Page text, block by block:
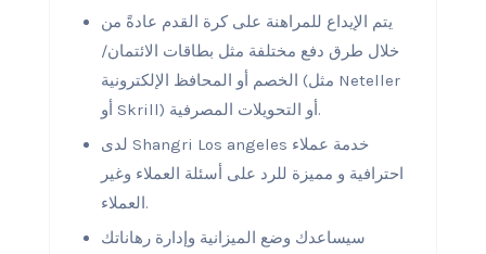
يتم الإيداع للمراهنة على كرة القدم عادةً من
خلال طرق دفع مختلفة مثل بطاقات الائتمان/
الخصم أو المحافظ الإلكترونية (مثل Neteller
أو Skrill) أو التحويلات المصرفية.
لدى Shangri Los angeles خدمة عملاء
احترافية و مميزة للرد على أسئلة العملاء وغير
العملاء.
سيساعدك وضع الميزانية وإدارة رهاناتك